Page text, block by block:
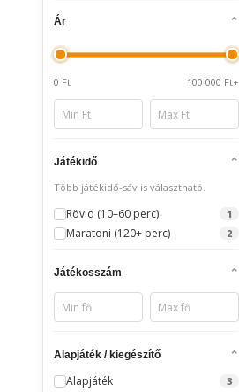
Ár
0 Ft 100 000 Ft+
Játékidő
Több játékidő-sáv is választható.
Rövid (10–60 perc) 1
Maratoni (120+ perc) 2
Játékosszám
Alapjáték / kiegészítő
Alapjáték 3